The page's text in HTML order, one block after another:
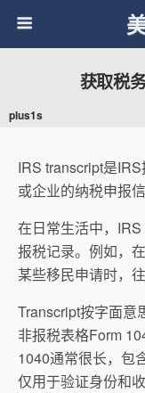
获取税
plus1s
IRS transcript是
或企业的纳税申报信
在日常生活中，
报税记录。例如，
某些移民申请时，
Transcript按字面意
非报税表格Form
1040通常很长，包
仅用于验证身份和